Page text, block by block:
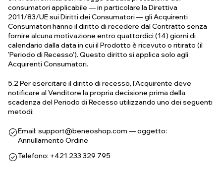
consumatori applicabile — in particolare la Direttiva
2011/83/UE sui Diritti dei Consumatori — gli Acquirenti
Consumatori hanno il diritto di recedere dal Contratto senza
fornire alcuna motivazione entro quattordici (14) giorni di
calendario dalla data in cui il Prodotto è ricevuto o ritirato (il
'Periodo di Recesso'). Questo diritto si applica solo agli
Acquirenti Consumatori.
5.2 Per esercitare il diritto di recesso, l'Acquirente deve
notificare al Venditore la propria decisione prima della
scadenza del Periodo di Recesso utilizzando uno dei seguenti
metodi:
Email: support@beneoshop.com — oggetto:
Annullamento Ordine
Telefono: +421 233 329 795